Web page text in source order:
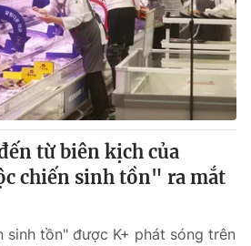
từ biên kịch của
chiến sinh tồn" ra mắt
sinh tồn" được K+ phát sóng trên